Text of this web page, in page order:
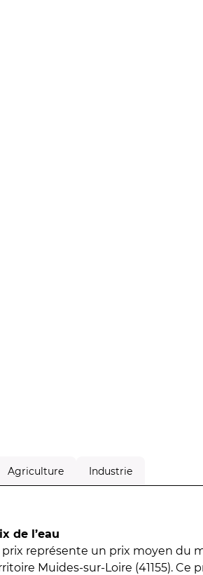
Agriculture Industrie
de l’eau
prix représente un prix moyen du
Muides-sur-Loire (41155). Ce